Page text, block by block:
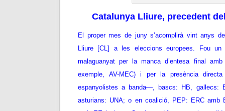
Catalunya Lliure, precedent
El proper mes de juny s’acomplirà vint anys
Lliure [CL] a les eleccions europees. Fou
malaguanyat per la manca d’entesa final amb
exemple, AV-MEC) i per la presència
espanyolistes a banda—, bascs: HB, gallecs:
asturians: UNA; o en coalició, PEP: ERC amb